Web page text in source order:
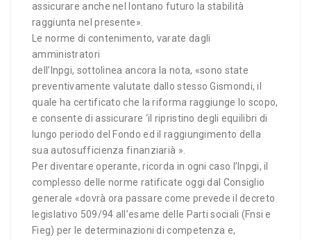
assicurare anche nel lontano futuro la stabilità
raggiunta nel presente».
Le norme di contenimento, varate dagli
amministratori
dell’Inpgi, sottolinea ancora la nota, «sono state
preventivamente valutate dallo stesso Gismondi, il
quale ha certificato che la riforma raggiunge lo scopo,
e consente di assicurare ‘il ripristino degli equilibri di
lungo periodo del Fondo ed il raggiungimento della
sua autosufficienza finanziarià ».
Per diventare operante, ricorda in ogni caso l’Inpgi, il
complesso delle norme ratificate oggi dal Consiglio
generale «dovrà ora passare come prevede il decreto
legislativo 509/94 all’esame delle Parti sociali (Fnsi e
Fieg) per le determinazioni di competenza e,